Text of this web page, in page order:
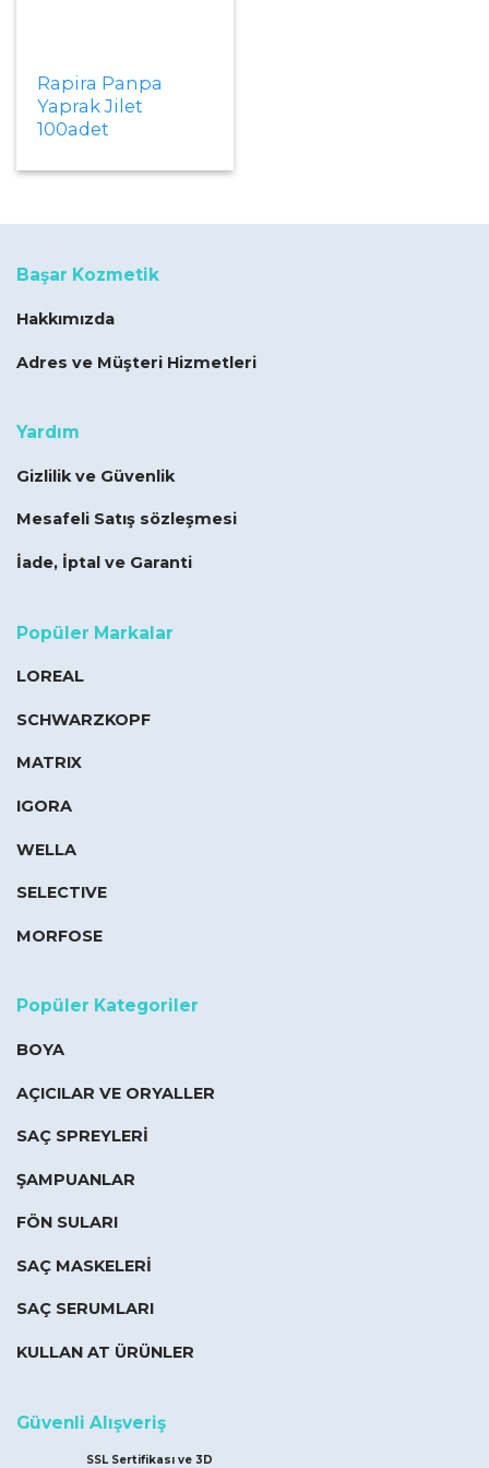
Rapira Panpa
Yaprak Jilet
100adet
Başar Kozmetik
Hakkımızda
Adres ve Müşteri Hizmetleri
Yardım
Gizlilik ve Güvenlik
Mesafeli Satış sözleşmesi
İade, İptal ve Garanti
Popüler Markalar
LOREAL
SCHWARZKOPF
MATRIX
IGORA
WELLA
SELECTIVE
MORFOSE
Popüler Kategoriler
BOYA
AÇICILAR VE ORYALLER
SAÇ SPREYLERİ
ŞAMPUANLAR
FÖN SULARI
SAÇ MASKELERİ
SAÇ SERUMLARI
KULLAN AT ÜRÜNLER
Güvenli Alışveriş
SSL Sertifikası ve 3D